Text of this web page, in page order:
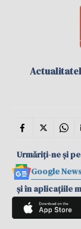
Actualitate
Urmăriți-ne și pe
Google
și în aplicațiile